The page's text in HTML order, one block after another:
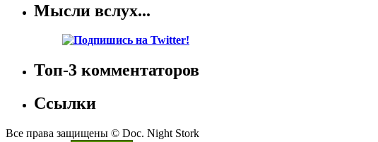
Мысли вслух...
Топ-3 комментаторов
Ссылки
Все права защищены © Doc. Night Stork